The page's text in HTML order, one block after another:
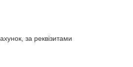
за реквізитами